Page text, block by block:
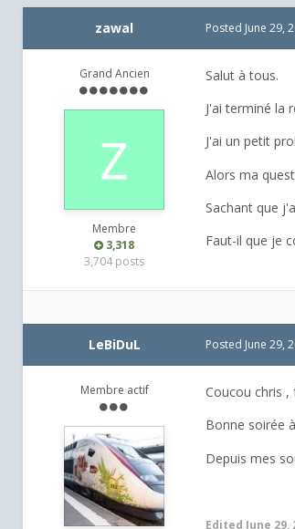
zawal
Grand Ancien
Membre
3,318
3,704 posts
Posted June 29,
Salut à tous.
J'ai terminé la
J'ai un petit
Alors ma
Sachant que
Faut-il que je
LeBiDuL
Membre actif
Posted June 29,
Coucou chris
Bonne soirée
Depuis mes
Edited June 29,